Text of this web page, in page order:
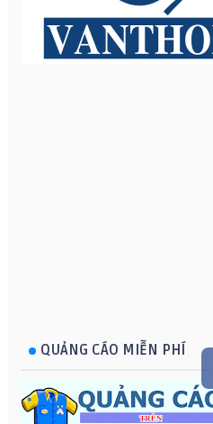
QUẢNG CÁO MIỄN PHÍ